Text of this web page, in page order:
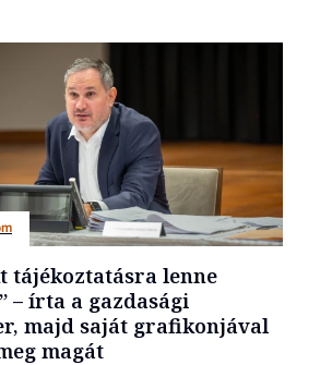
tájékoztatásra lenne
– írta a gazdasági
majd saját grafikonjával
magát